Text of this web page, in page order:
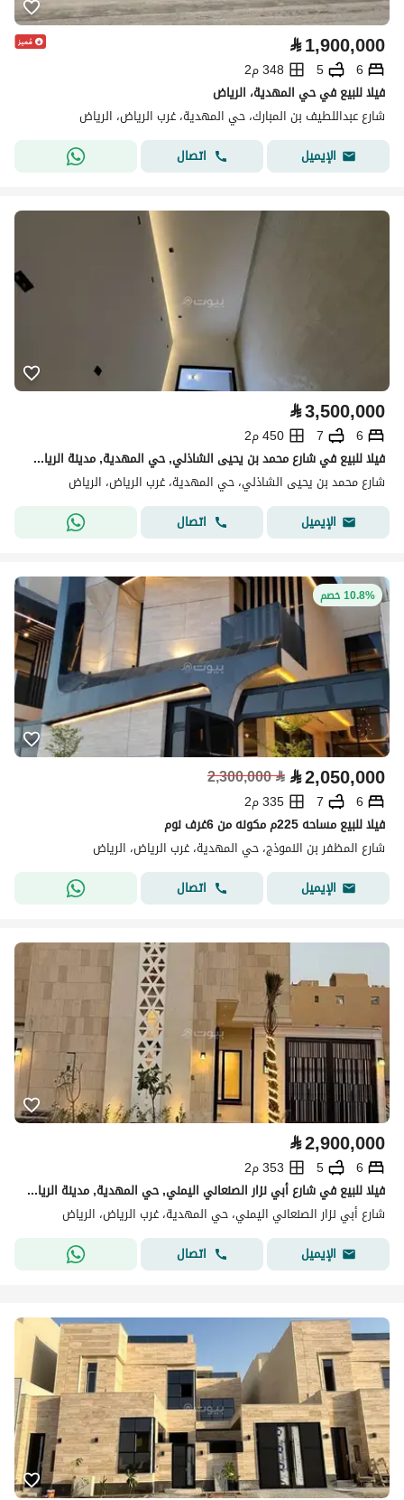
⃁1,900,000
6
5
348 م2
فيلا للبيع في حي المهدية، الرياض
شارع عبداللطيف بن المبارك، حي المهدية، غرب الرياض، الرياض
الإيميل
اتصال
⃁3,500,000
6
7
450 م2
فيلا للبيع في شارع محمد بن يحيى الشاذلي, حي المهدية, مدينة الرياض, منطقة الرياض
شارع محمد بن يحيى الشاذلي، حي المهدية، غرب الرياض، الرياض
الإيميل
اتصال
10.8% خصم
⃁2,050,000
⃁
2,300,000
6
7
335 م2
فيلا للبيع مساحه 225م مكونه من 6غرف نوم
شارع المظفر بن النموذج، حي المهدية، غرب الرياض، الرياض
الإيميل
اتصال
⃁2,900,000
6
5
353 م2
فيلا للبيع في شارع أبي نزار الصنعاني اليمني, حي المهدية, مدينة الرياض
شارع أبي نزار الصنعاني اليمني، حي المهدية، غرب الرياض، الرياض
الإيميل
اتصال